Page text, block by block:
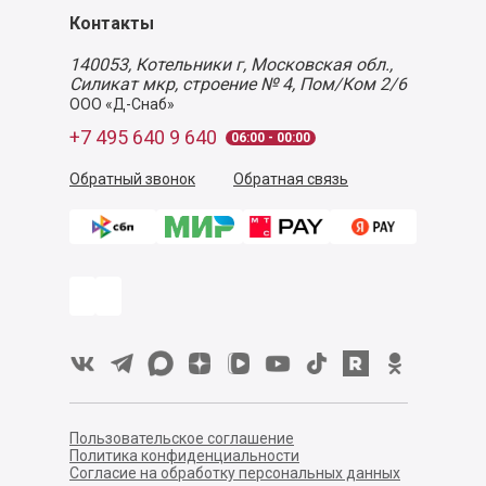
Контакты
140053, Котельники г, Московская обл.,
Силикат мкр, строение № 4, Пом/Ком 2/6
ООО «Д-Снаб»
+7 495 640 9 640 06:00 - 00:00
Обратный звонок Обратная связь
Пользовательское соглашение
Политика конфиденциальности
Согласие на обработку персональных данных